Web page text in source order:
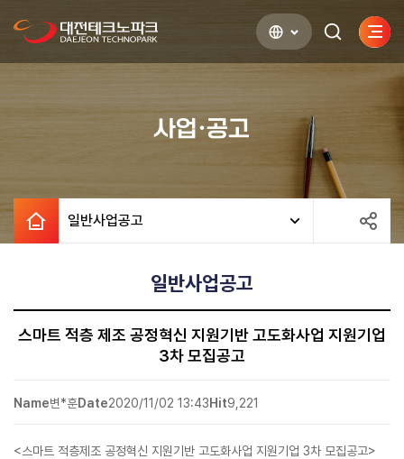
검색하기사이
열기
사업·공고
일반사업공고
일반사업공고
스마트 적층 제조 공정혁신 지원기반 고도화사업 지원기업
3차 모집공고
Name변*훈Date2020/11/02 13:43Hit9,221
<스마트 적층제조 공정혁신 지원기반 고도화사업 지원기업 3차 모집공고>